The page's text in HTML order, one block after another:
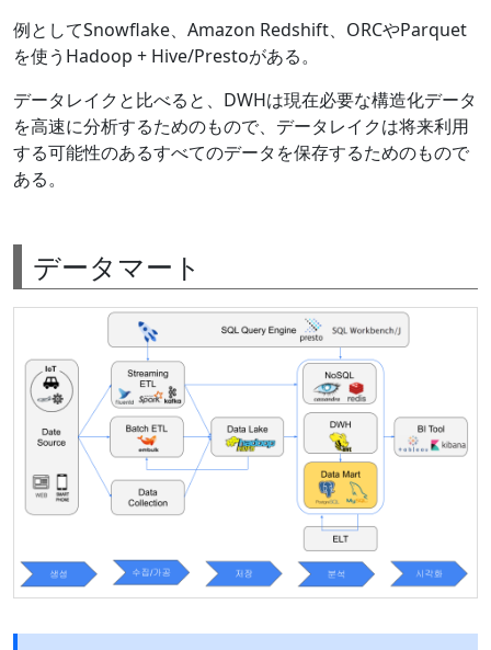
例としてSnowflake、Amazon Redshift、ORCやParquet
を使うHadoop + Hive/Prestoがある。
データレイクと比べると、DWHは現在必要な構造化データ
を高速に分析するためのもので、データレイクは将来利用
する可能性のあるすべてのデータを保存するためのもので
ある。
データマート